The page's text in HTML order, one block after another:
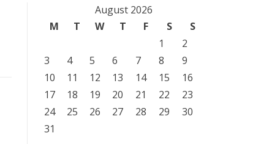
August 2026
M
T W T F S
S
1
2
3
4 5 6 7 8
9
10
11 12 13 14 15
16
17
18 19 20 21 22
23
24
25 26 27 28 29
30
31